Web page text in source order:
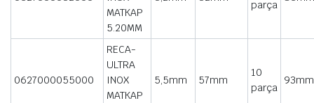
MATKAP
5.20MM
parça
0627000055000
RECA-
ULTRA
INOX
MATKAP
5,5mm 57mm
10
parça
93mm